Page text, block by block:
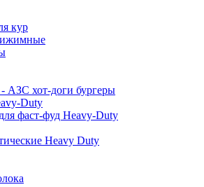
кур
АЗС хот-доги бургеры
Duty
фаст-фуд Heavy-Duty
Heavy Duty